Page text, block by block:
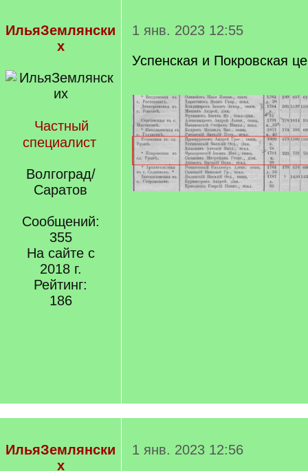
ИльяЗемлянски
х
Частный
специалист
Волгоград/
Саратов
Сообщений:
355
На сайте с
2018 г.
Рейтинг:
186
1 янв. 2023 12:55
Успенская и Покровская
ИльяЗемлянски
х
1 янв. 2023 12:56